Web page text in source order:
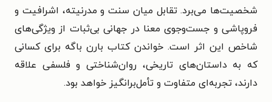
شخصیت‌ها می‌برد. تقابل میان سنت و مدرنیته، اشرافیت و
فروپاشی و جست‌وجوی معنا در جهانی بی‌ثبات از ویژگی‌های
شاخص این اثر است. خواندن کتاب بارن باگه برای کسانی
که به داستان‌های تاریخی، روان‌شناختی و فلسفی علاقه
دارند، تجربه‌ای متفاوت و تأمل‌برانگیز خواهد بود.